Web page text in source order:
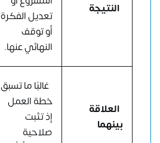
النتيجة
تعديل الفكرة
أو توقف
النهائي عنها.
العلاقة
بينهما
غالبًا ما تسبق
خطة العمل
إذ تثبت
صلاحية